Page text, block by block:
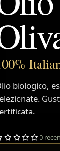
biologico,
0